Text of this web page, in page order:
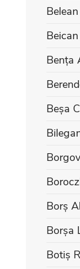
Bența
Beșa
Borș
Borșa
Botiș